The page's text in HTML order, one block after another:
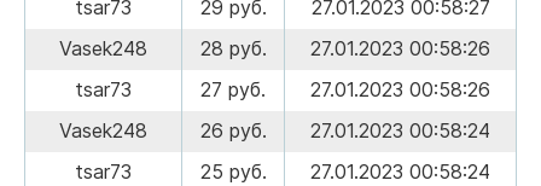
tsar73
29 руб.
27.01.2023 00:58:27
Vasek248
28 руб.
27.01.2023 00:58:26
tsar73
27 руб.
27.01.2023 00:58:26
Vasek248
26 руб.
27.01.2023 00:58:24
tsar73
25 руб.
27.01.2023 00:58:24